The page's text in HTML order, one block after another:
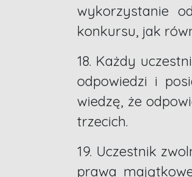
wykorzystanie
konkursu, jak
18. Każdy
odpowiedzi i
wiedzę, że
trzecich.
19. Uczestnik
prawa